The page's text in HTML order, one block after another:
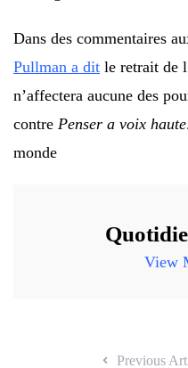
Dans des commentaires
Pullman a dit le retrait de
n’affectera aucune des
contre Penser a voix haute
monde
View
Previous